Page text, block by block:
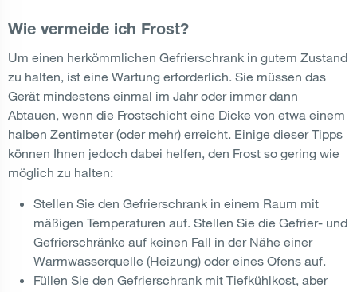
Wie vermeide ich Frost?
Um einen herkömmlichen Gefrierschrank in gutem Zustand
zu halten, ist eine Wartung erforderlich. Sie müssen das
Gerät mindestens einmal im Jahr oder immer dann
Abtauen, wenn die Frostschicht eine Dicke von etwa einem
halben Zentimeter (oder mehr) erreicht. Einige dieser Tipps
können Ihnen jedoch dabei helfen, den Frost so gering wie
möglich zu halten:
Stellen Sie den Gefrierschrank in einem Raum mit
mäßigen Temperaturen auf. Stellen Sie die Gefrier- und
Gefrierschränke auf keinen Fall in der Nähe einer
Warmwasserquelle (Heizung) oder eines Ofens auf.
Füllen Sie den Gefrierschrank mit Tiefkühlkost, aber